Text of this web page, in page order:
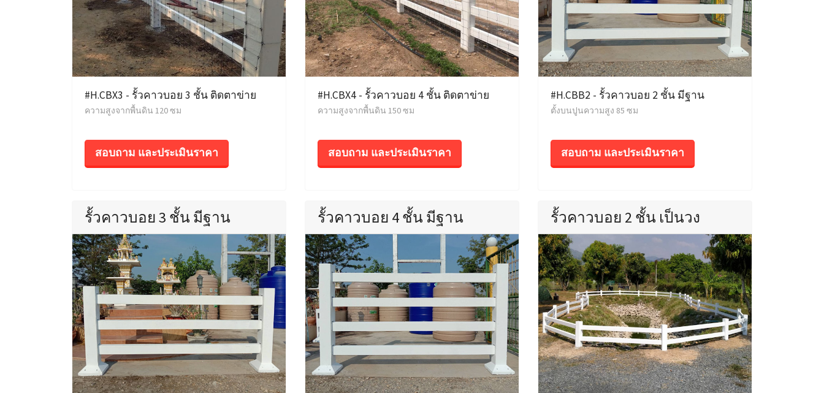
#H.CBX3 - รั้วคาวบอย 3 ชั้น ติดตาข่าย
ความสูงจากพื้นดิน 120 ซม
สอบถาม และประเมินราคา
#H.CBX4 - รั้วคาวบอย 4 ชั้น ติดตาข่าย
ความสูงจากพื้นดิน 150 ซม
สอบถาม และประเมินราคา
#H.CBB2 - รั้วคาวบอย 2 ชั้น มีฐาน
ตั้งบนปูนความสูง 85 ซม
สอบถาม และประเมินราคา
รั้วคาวบอย 3 ชั้น มีฐาน รั้วคาวบอย 4 ชั้น มีฐาน รั้วคาวบอย 2 ชั้น เป็นวง